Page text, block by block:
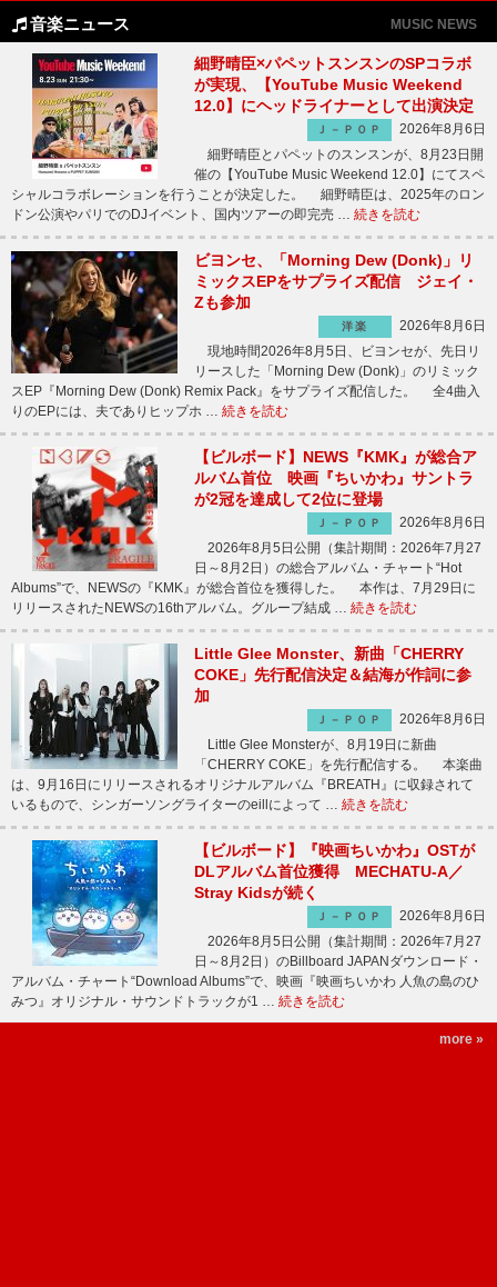
音楽ニュース MUSIC NEWS
細野晴臣×パペットスンスンのSPコラボ
が実現、【YouTube Music Weekend
12.0】にヘッドライナーとして出演決定
Ｊ－ＰＯＰ
2026年8月6日
細野晴臣とパペットのスンスンが、8月23日開
催の【YouTube Music Weekend 12.0】にてスペ
シャルコラボレーションを行うことが決定した。 細野晴臣は、2025年のロン
ドン公演やパリでのDJイベント、国内ツアーの即完売 … 続きを読む
ビヨンセ、「Morning Dew (Donk)」リ
ミックスEPをサプライズ配信 ジェイ・
Zも参加
洋楽
2026年8月6日
現地時間2026年8月5日、ビヨンセが、先日リ
リースした「Morning Dew (Donk)」のリミック
スEP『Morning Dew (Donk) Remix Pack』をサプライズ配信した。 全4曲入
りのEPには、夫でありヒップホ … 続きを読む
【ビルボード】NEWS『KMK』が総合ア
ルバム首位 映画『ちいかわ』サントラ
が2冠を達成して2位に登場
Ｊ－ＰＯＰ
2026年8月6日
2026年8月5日公開（集計期間：2026年7月27
日～8月2日）の総合アルバム・チャート“Hot
Albums”で、NEWSの『KMK』が総合首位を獲得した。 本作は、7月29日に
リリースされたNEWSの16thアルバム。グループ結成 … 続きを読む
Little Glee Monster、新曲「CHERRY
COKE」先行配信決定＆結海が作詞に参
加
Ｊ－ＰＯＰ
2026年8月6日
Little Glee Monsterが、8月19日に新曲
「CHERRY COKE」を先行配信する。 本楽曲
は、9月16日にリリースされるオリジナルアルバム『BREATH』に収録されて
いるもので、シンガーソングライターのeillによって … 続きを読む
【ビルボード】『映画ちいかわ』OSTが
DLアルバム首位獲得 MECHATU-A／
Stray Kidsが続く
Ｊ－ＰＯＰ
2026年8月6日
2026年8月5日公開（集計期間：2026年7月27
日～8月2日）のBillboard JAPANダウンロード・
アルバム・チャート“Download Albums”で、映画『映画ちいかわ 人魚の島のひ
みつ』オリジナル・サウンドトラックが1 … 続きを読む
more »